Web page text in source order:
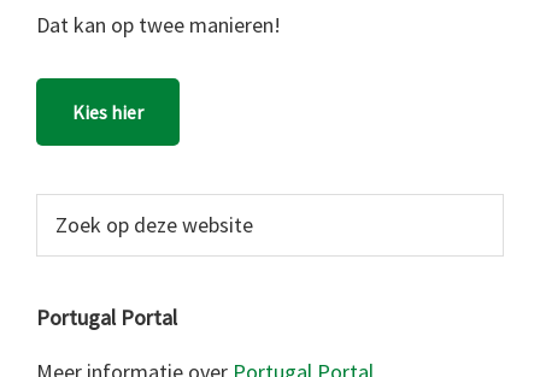
Dat kan op twee manieren!
Kies hier
website
Portugal Portal